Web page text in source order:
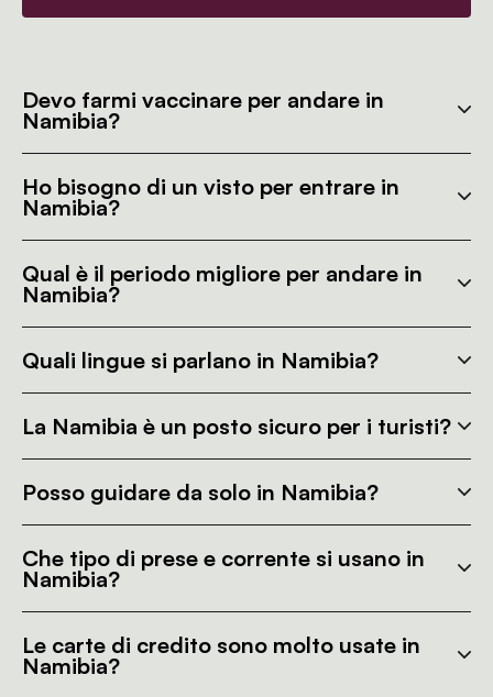
Devo farmi vaccinare per andare in
Namibia?
Ho bisogno di un visto per entrare in
Namibia?
Qual è il periodo migliore per andare in
Namibia?
Quali lingue si parlano in Namibia?
La Namibia è un posto sicuro per i turisti?
Posso guidare da solo in Namibia?
Che tipo di prese e corrente si usano in
Namibia?
Le carte di credito sono molto usate in
Namibia?